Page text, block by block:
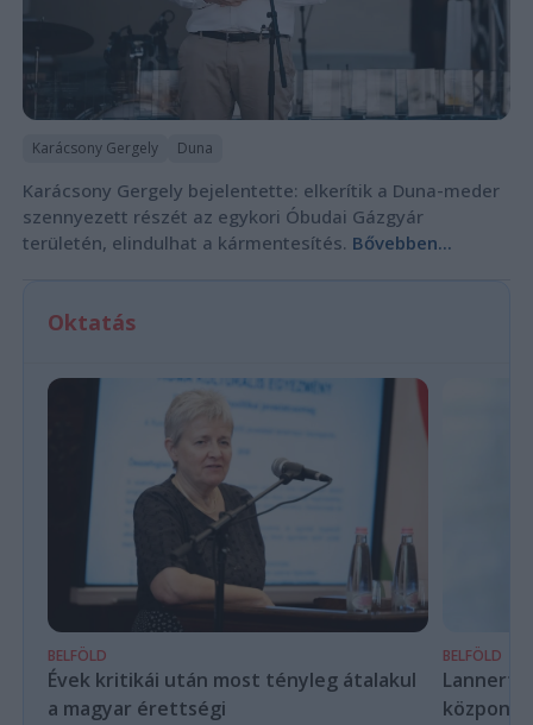
Karácsony Gergely Duna
Karácsony Gergely bejelentette: elkerítik a Duna-meder
szennyezett részét az egykori Óbudai Gázgyár
területén, elindulhat a kármentesítés. Bővebben...
Oktatás
BELFÖLD
Évek kritikái után most tényleg átalakul
a magyar érettségi
BELFÖLD
Lannert